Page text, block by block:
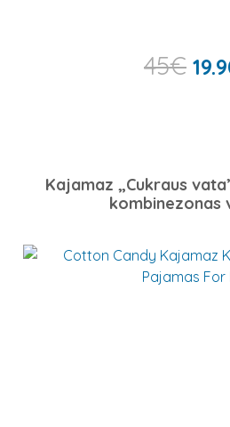
45€
Kajamaz „Cukraus
kombinezonas